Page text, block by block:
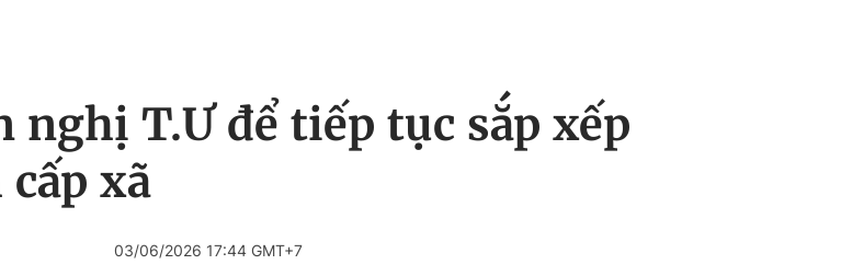
nghị T.Ư để tiếp tục sắp xếp
xã
03/06/2026 17:44 GMT+7